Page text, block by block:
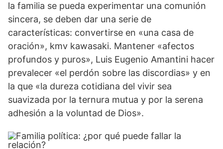
la familia se pueda experimentar una comunión
sincera, se deben dar una serie de
características: convertirse en «una casa de
oración», kmv kawasaki. Mantener «afectos
profundos y puros», Luis Eugenio Amantini hacer
prevalecer «el perdón sobre las discordias» y en
la que «la dureza cotidiana del vivir sea
suavizada por la ternura mutua y por la serena
adhesión a la voluntad de Dios».